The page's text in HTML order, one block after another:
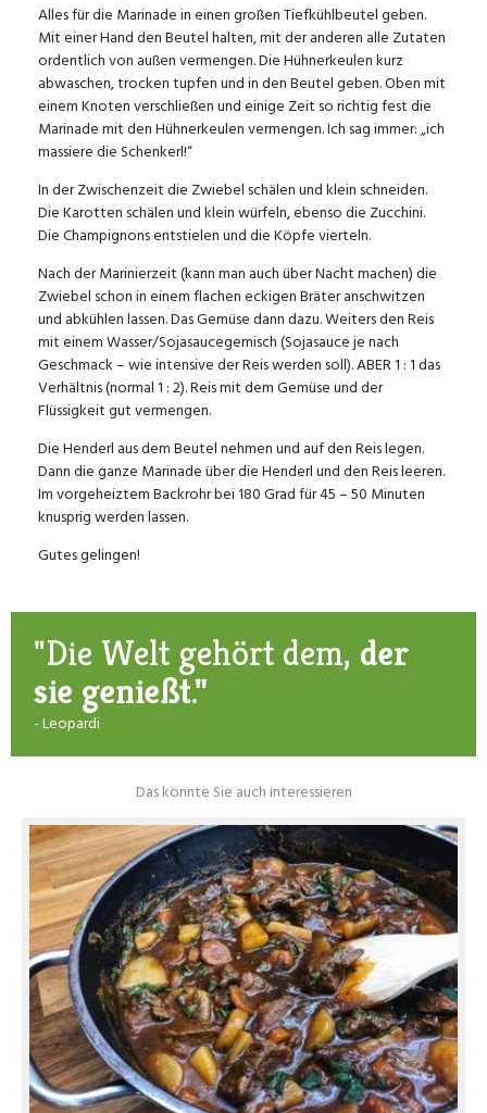
Alles für die Marinade in einen großen Tiefkühlbeutel geben.
Mit einer Hand den Beutel halten, mit der anderen alle Zutaten
ordentlich von außen vermengen. Die Hühnerkeulen kurz
abwaschen, trocken tupfen und in den Beutel geben. Oben mit
einem Knoten verschließen und einige Zeit so richtig fest die
Marinade mit den Hühnerkeulen vermengen. Ich sag immer: „ich
massiere die Schenkerl!“
In der Zwischenzeit die Zwiebel schälen und klein schneiden.
Die Karotten schälen und klein würfeln, ebenso die Zucchini.
Die Champignons entstielen und die Köpfe vierteln.
Nach der Marinierzeit (kann man auch über Nacht machen) die
Zwiebel schon in einem flachen eckigen Bräter anschwitzen
und abkühlen lassen. Das Gemüse dann dazu. Weiters den Reis
mit einem Wasser/Sojasaucegemisch (Sojasauce je nach
Geschmack – wie intensive der Reis werden soll). ABER 1 : 1 das
Verhältnis (normal 1 : 2). Reis mit dem Gemüse und der
Flüssigkeit gut vermengen.
Die Henderl aus dem Beutel nehmen und auf den Reis legen.
Dann die ganze Marinade über die Henderl und den Reis leeren.
Im vorgeheiztem Backrohr bei 180 Grad für 45 – 50 Minuten
knusprig werden lassen.
Gutes gelingen!
"Die Welt gehört dem, der
sie genießt."
- Leopardi
Das könnte Sie auch interessieren